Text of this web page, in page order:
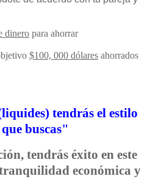
dinero para ahorrar
$100, 000 dólares ahorrados
tendrás el estilo
buscas"
tendrás éxito en este
económica y